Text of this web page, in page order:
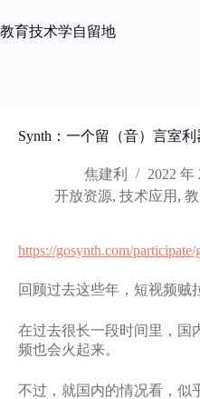
过
教育技术学自留地
Synth：一个留（音）言室利
焦建利
2022 年
开放资源, 技术应用 ,
https://gosynth.com/participate/
回顾过去这些年，短视频贼
在过去很长一段时间里，国
频也会火起来。
不过，就国内的情况看，似